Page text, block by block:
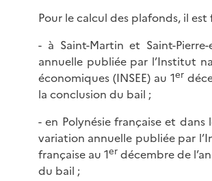
Pour le calcul des plafonds, il
- à Saint-Martin et Saint-
annuelle publiée par l’Institut
économiques (INSEE) au 1er
la conclusion du bail ;
- en Polynésie française et
variation annuelle publiée par
française au 1er décembre de
du bail ;